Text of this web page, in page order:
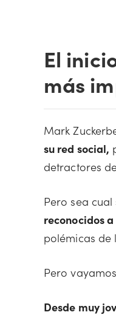
El
más
Mark
su red social,
detractores
Pero sea
reconocidos
polémicas de
Pero
Desde muy